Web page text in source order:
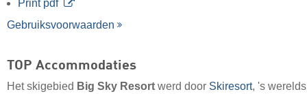
Print pdf
Gebruiksvoorwaarden
TOP Accommodaties
Het skigebied Big Sky Resort werd door Skiresort, 's werelds